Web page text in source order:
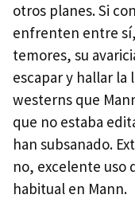
otros planes. Si
enfrenten entre
temores, su
escapar y hallar la
westerns que
que no estaba
han subsanado.
no, excelente uso
habitual en Mann.